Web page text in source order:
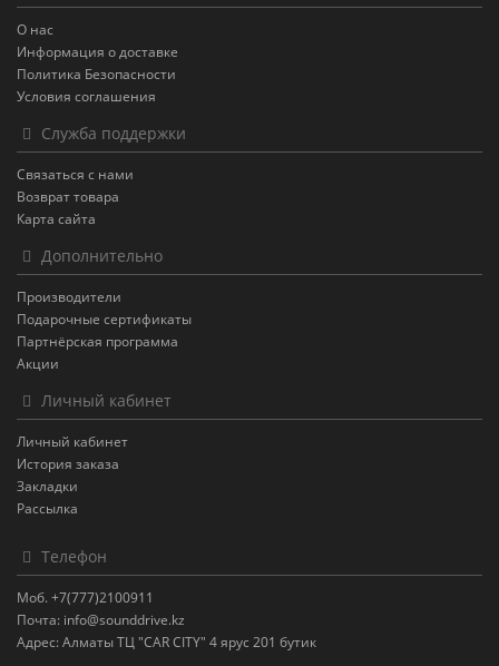
О нас
Информация о доставке
Политика Безопасности
Условия соглашения
Служба поддержки
Связаться с нами
Возврат товара
Карта сайта
Дополнительно
Производители
Подарочные сертификаты
Партнёрская программа
Акции
Личный кабинет
Личный кабинет
История заказа
Закладки
Рассылка
Телефон
Моб. +7(777)2100911
Почта: info@sounddrive.kz
Адрес: Алматы ТЦ "CAR CITY" 4 ярус 201 бутик